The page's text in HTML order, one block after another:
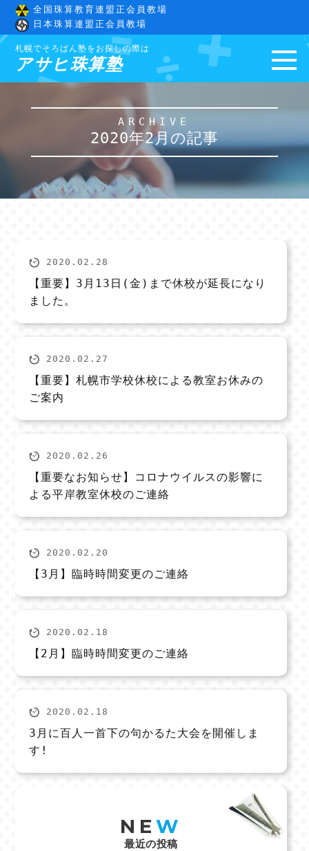
全国珠算教育連盟正会員教場
日本珠算連盟正会員教場
札幌でそろばん塾をお探しの際は
アサヒ珠算塾
ARCHIVE
2020年2月の記事
2020.02.28
【重要】3月13日(金)まで休校が延長になり
ました。
2020.02.27
【重要】札幌市学校休校による教室お休みの
ご案内
2020.02.26
【重要なお知らせ】コロナウイルスの影響に
よる平岸教室休校のご連絡
2020.02.20
【3月】臨時時間変更のご連絡
2020.02.18
【2月】臨時時間変更のご連絡
2020.02.18
3月に百人一首下の句かるた大会を開催しま
す!
NE W
最近の投稿